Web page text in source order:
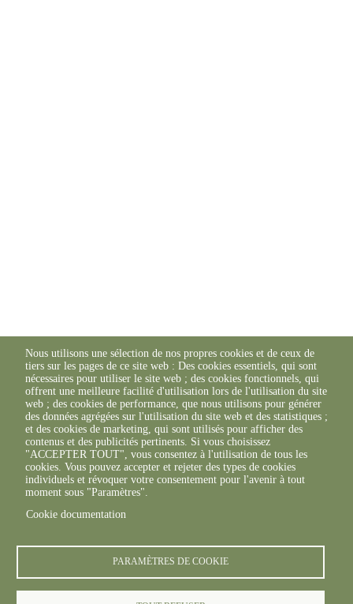
Nous utilisons une sélection de nos propres cookies et de ceux de
tiers sur les pages de ce site web : Des cookies essentiels, qui sont
nécessaires pour utiliser le site web ; des cookies fonctionnels, qui
offrent une meilleure facilité d'utilisation lors de l'utilisation du site
web ; des cookies de performance, que nous utilisons pour générer
des données agrégées sur l'utilisation du site web et des statistiques ;
et des cookies de marketing, qui sont utilisés pour afficher des
contenus et des publicités pertinents. Si vous choisissez
"ACCEPTER TOUT", vous consentez à l'utilisation de tous les
cookies. Vous pouvez accepter et rejeter des types de cookies
individuels et révoquer votre consentement pour l'avenir à tout
moment sous "Paramètres".
Cookie documentation
PARAMÈTRES DE COOKIE